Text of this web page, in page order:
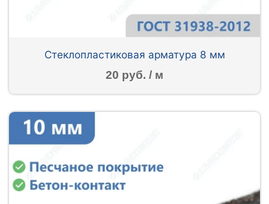
Стеклопластиковая арматура 8 мм
20 руб. / м